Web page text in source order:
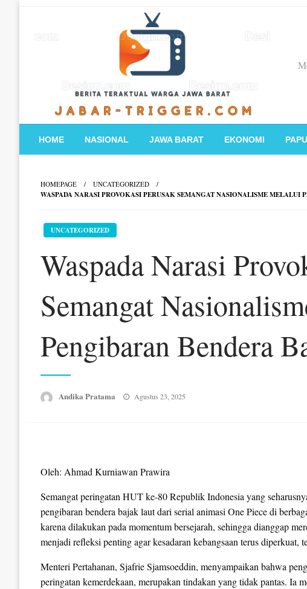
HOME NASIONAL JAWA BARAT EKONOMI
HOMEPAGE UNCATEGORIZED
WASPADA NARASI PROVOKASI PERUSAK SEMANGAT NASIONALISME MELALUI
UNCATEGORIZED
Waspada Narasi
Semangat
Pengibaran Bendera
Andika Pratama
Posted
Agustus 23, 2025
Oleh: Ahmad Kurniawan Prawira
Semangat peringatan HUT ke-80 Republik Indonesia yang
pengibaran bendera bajak laut dari serial animasi One Piece di
karena dilakukan pada momentum bersejarah, sehingga dianggap
menjadi refleksi penting agar kesadaran kebangsaan terus diperkuat,
Menteri Pertahanan, Sjafrie Sjamsoeddin, menyampaikan bahwa
peringatan kemerdekaan, merupakan tindakan yang tidak pantas. Ia